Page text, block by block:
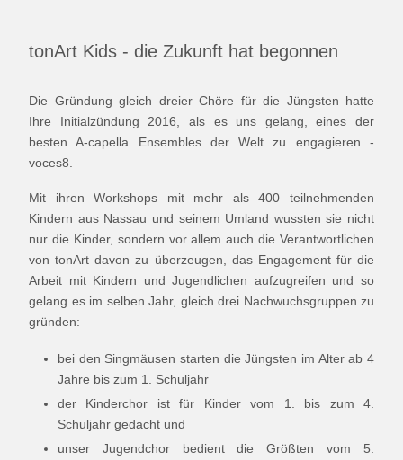
tonArt Kids - die Zukunft hat begonnen
Die Gründung gleich dreier Chöre für die Jüngsten hatte
Ihre Initialzündung 2016, als es uns gelang, eines der
besten A-capella Ensembles der Welt zu engagieren -
voces8.
Mit ihren Workshops mit mehr als 400 teilnehmenden
Kindern aus Nassau und seinem Umland wussten sie nicht
nur die Kinder, sondern vor allem auch die Verantwortlichen
von tonArt davon zu überzeugen, das Engagement für die
Arbeit mit Kindern und Jugendlichen aufzugreifen und so
gelang es im selben Jahr, gleich drei Nachwuchsgruppen zu
gründen:
bei den Singmäusen starten die Jüngsten im Alter ab 4
Jahre bis zum 1. Schuljahr
der Kinderchor ist für Kinder vom 1. bis zum 4.
Schuljahr gedacht und
unser Jugendchor bedient die Größten vom 5.